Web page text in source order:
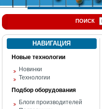
ПОИСК
НАВИГАЦИЯ
Новые технологии
Новинки
Технологии
Подбор оборудования
Блоги производителей